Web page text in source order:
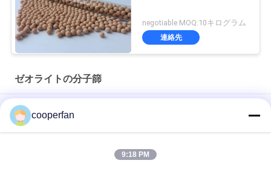
negotiable MOQ:10キログラム
連絡先
ゼオライトの分子篩
高い量のガスの分離のゼオライト分子Sieves13Xのさまざまな
気孔のゼオライトのDesiccant
絶縁の空のガラス ゼオライトの分子篩の乾燥性がある高い湿気
cooperfan
9:18 PM